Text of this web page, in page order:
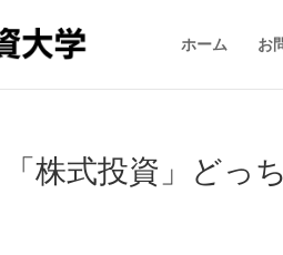
ホーム お
「株式投資」どっ